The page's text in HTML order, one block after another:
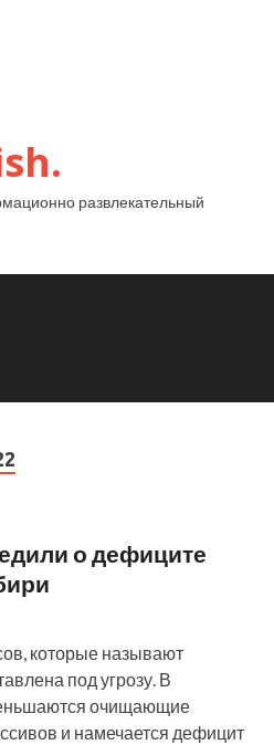
развлекательный
о дефиците
которые называют
под угрозу. В
очищающие
и намечается дефицит